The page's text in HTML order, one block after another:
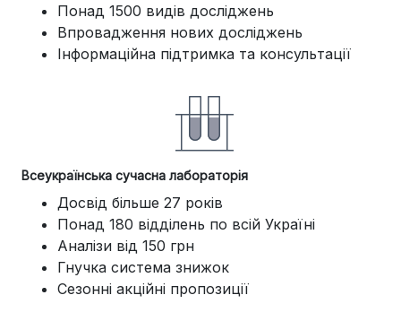
Понад 1500 видів досліджень
Впровадження нових досліджень
Інформаційна підтримка та консультації
Всеукраїнська сучасна лабораторія
Досвід більше 27 років
Понад 180 відділень по всій Україні
Аналізи від 150 грн
Гнучка система знижок
Сезонні акційні пропозиції